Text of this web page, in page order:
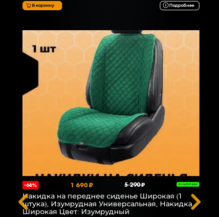
В корзину Подробнее
-68% 1 690 ₽ 5 290 ₽ В НАЛИЧИИ
Накидка на переднее сиденье Широкая (1
штука), Изумрудная Универсальная, Накидка
Широкая Цвет: Изумрудный